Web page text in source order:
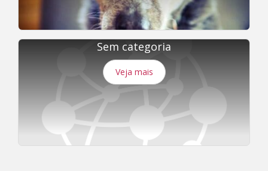
Sem categoria
Veja mais